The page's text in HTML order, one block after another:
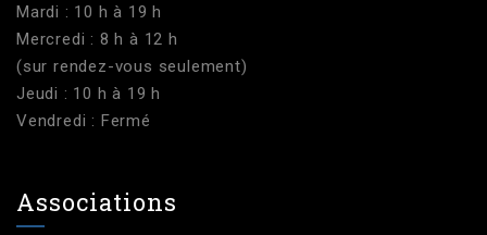
Mardi : 10 h à 19 h
Mercredi : 8 h à 12 h
(sur rendez-vous seulement)
Jeudi : 10 h à 19 h
Vendredi : Fermé
Associations